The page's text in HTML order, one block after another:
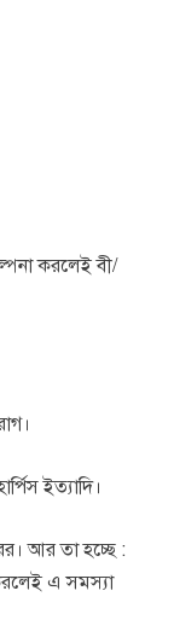
করলেই বী/
ইত্যাদি।
আর তা হচ্ছে :
এ সমস্যা